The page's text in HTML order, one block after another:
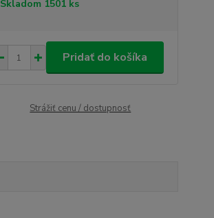
Skladom 1501 ks
Pridať do košíka
Strážiť cenu / dostupnosť